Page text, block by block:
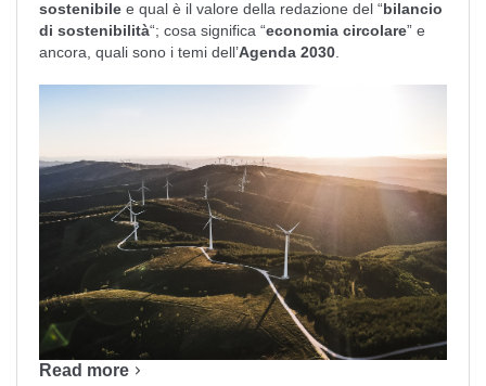
sostenibile e qual è il valore della redazione del “bilancio
di sostenibilità“; cosa significa “economia circolare” e
ancora, quali sono i temi dell’Agenda 2030
Read more